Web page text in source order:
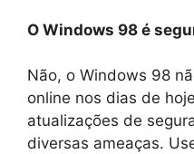
O Windows 98 é
Não, o Windows 98
online nos dias de
atualizações de
diversas ameaças.